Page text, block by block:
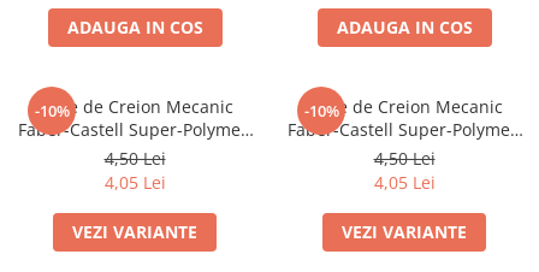
Culori acrilice
Pensule
Plastilină
Tempera și Guașe
Tăiere și lipire
Foarfeci
Lipici
ADAUGA IN COS ADAUGA IN COS
-10%
Mine de Creion Mecanic
Faber-Castell Super-Polymer,
0,5 mm, HB/B, 12 Bucăți
4,50 Lei
4,05 Lei
VEZI VARIANTE
-10%
Mine de Creion Mecanic
Faber-Castell Super-Polymer,
0,7 mm, HB/B, 12 Bucăți
4,50 Lei
4,05 Lei
VEZI VARIANTE